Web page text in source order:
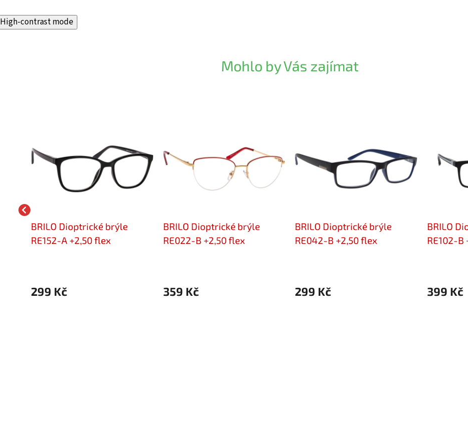
High-contrast mode
Mohlo by Vás zajímat
BRILO Dioptrické brýle
RE152-A +2,50 flex
299 Kč
BRILO Dioptrické brýle
RE022-B +2,50 flex
359 Kč
BRILO Dioptrické brýle
RE042-B +2,50 flex
299 Kč
BRILO
RE102-B
399 Kč